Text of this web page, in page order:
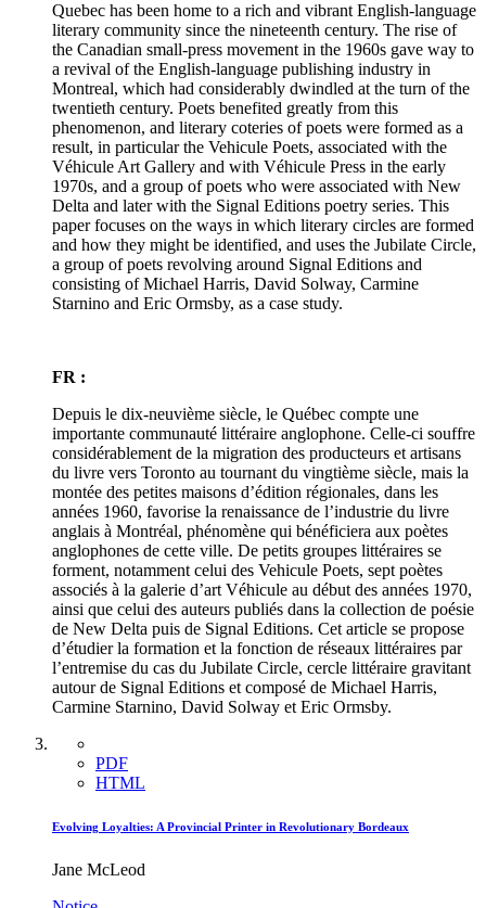
Quebec has been home to a rich and vibrant English-language
literary community since the nineteenth century. The rise of
the Canadian small-press movement in the 1960s gave way to
a revival of the English-language publishing industry in
Montreal, which had considerably dwindled at the turn of the
twentieth century. Poets benefited greatly from this
phenomenon, and literary coteries of poets were formed as a
result, in particular the Vehicule Poets, associated with the
Véhicule Art Gallery and with Véhicule Press in the early
1970s, and a group of poets who were associated with New
Delta and later with the Signal Editions poetry series. This
paper focuses on the ways in which literary circles are formed
and how they might be identified, and uses the Jubilate Circle,
a group of poets revolving around Signal Editions and
consisting of Michael Harris, David Solway, Carmine
Starnino and Eric Ormsby, as a case study.
FR :
Depuis le dix-neuvième siècle, le Québec compte une
importante communauté littéraire anglophone. Celle-ci souffre
considérablement de la migration des producteurs et artisans
du livre vers Toronto au tournant du vingtième siècle, mais la
montée des petites maisons d’édition régionales, dans les
années 1960, favorise la renaissance de l’industrie du livre
anglais à Montréal, phénomène qui bénéficiera aux poètes
anglophones de cette ville. De petits groupes littéraires se
forment, notamment celui des Vehicule Poets, sept poètes
associés à la galerie d’art Véhicule au début des années 1970,
ainsi que celui des auteurs publiés dans la collection de poésie
de New Delta puis de Signal Editions. Cet article se propose
d’étudier la formation et la fonction de réseaux littéraires par
l’entremise du cas du Jubilate Circle, cercle littéraire gravitant
autour de Signal Editions et composé de Michael Harris,
Carmine Starnino, David Solway et Eric Ormsby.
PDF
HTML
Evolving Loyalties: A Provincial Printer in Revolutionary Bordeaux
Jane McLeod